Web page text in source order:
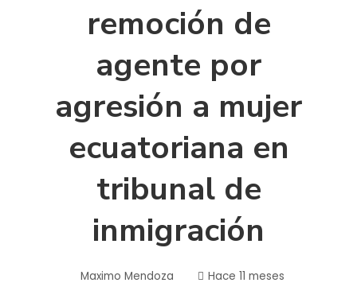
remoción de
agente por
agresión a mujer
ecuatoriana en
tribunal de
inmigración
Maximo Mendoza Hace 11 meses